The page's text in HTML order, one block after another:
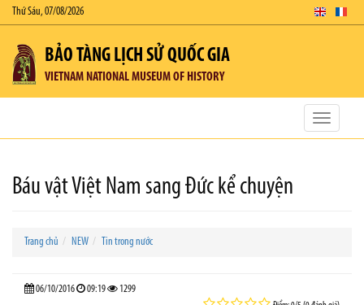
Thứ Sáu, 07/08/2026
BẢO TÀNG LỊCH SỬ QUỐC GIA
VIETNAM NATIONAL MUSEUM OF HISTORY
Toggle
Báu vật Việt Nam sang Đức kể chuyện
Trang chủ NEW Tin trong nước
06/10/2016 09:19 1299